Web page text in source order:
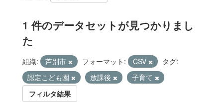
1 件のデータセットが見つかりまし
た
組織: 芦別市 フォーマット: CSV
タグ:
認定こども園
放課後
子育て
フィルタ結果